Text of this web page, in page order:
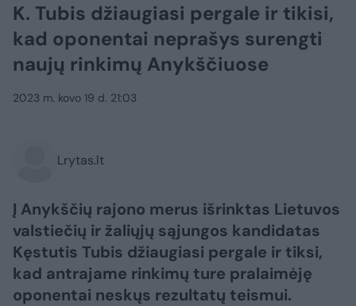
K. Tubis džiaugiasi pergale ir tikisi,
kad oponentai neprašys surengti
naujų rinkimų Anykščiuose
2023 m. kovo 19 d. 21:03
Lrytas.lt
Į Anykščių rajono merus išrinktas Lietuvos
valstiečių ir žaliųjų sąjungos kandidatas
Kęstutis Tubis džiaugiasi pergale ir tiksi,
kad antrajame rinkimų ture pralaimėję
oponentai neskųs rezultatų teismui.